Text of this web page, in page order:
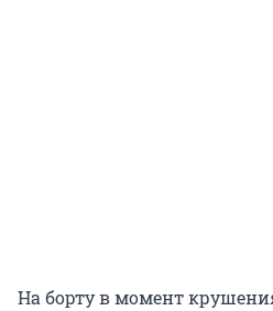
На борту в момент